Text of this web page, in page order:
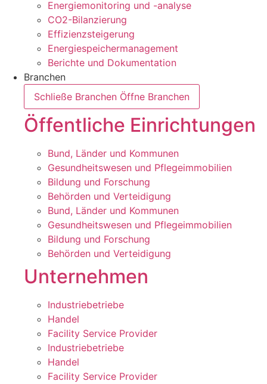
Energiemonitoring und -analyse
CO2-Bilanzierung
Effizienzsteigerung
Energiespeichermanagement
Berichte und Dokumentation
Branchen
Schließe Branchen Öffne Branchen
Öffentliche Einrichtungen
Bund, Länder und Kommunen
Gesundheitswesen und Pflegeimmobilien
Bildung und Forschung
Behörden und Verteidigung
Bund, Länder und Kommunen
Gesundheitswesen und Pflegeimmobilien
Bildung und Forschung
Behörden und Verteidigung
Unternehmen
Industriebetriebe
Handel
Facility Service Provider
Industriebetriebe
Handel
Facility Service Provider